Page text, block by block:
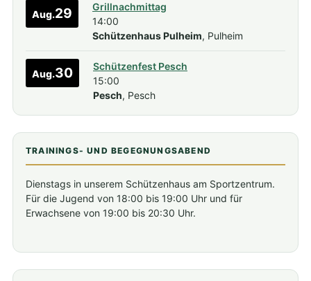
Aug.29
Grillnachmittag
14:00
Schützenhaus Pulheim, Pulheim
Aug.30
Schützenfest Pesch
15:00
Pesch, Pesch
TRAININGS- UND BEGEGNUNGSABEND
Dienstags in unserem Schützenhaus am Sportzentrum.
Für die Jugend von 18:00 bis 19:00 Uhr und für
Erwachsene von 19:00 bis 20:30 Uhr.